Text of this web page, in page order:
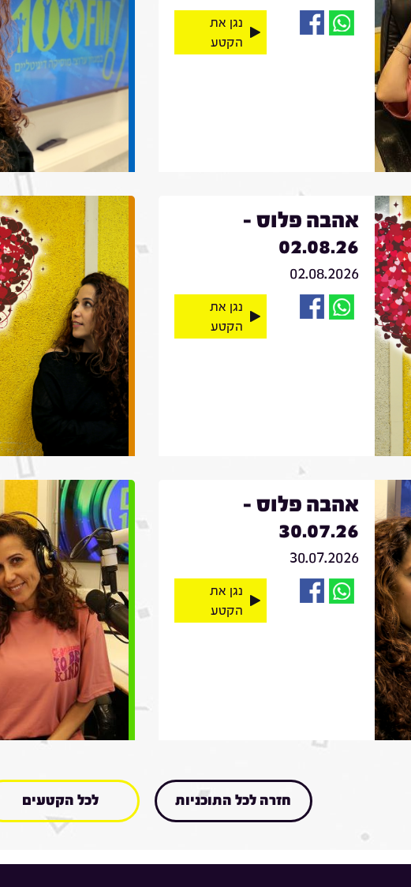
נגן את
הקטע
אהבה פלוס -
02.08.26
02.08.2026
נגן את
הקטע
אהבה פלוס -
30.07.26
30.07.2026
נגן את
הקטע
חזרה לכל התוכניות לכל הקטעים